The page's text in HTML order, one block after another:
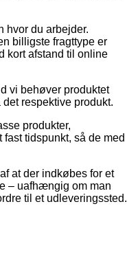
hvor du arbejder.
billigste fragttype er
kort afstand til online
vi behøver produktet
respektive produkt.
produkter,
tidspunkt, så de med
at der indkøbes for et
– uafhængig om man
til et udleveringssted.